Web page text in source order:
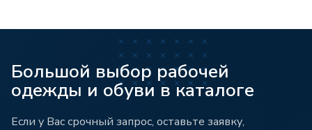
Большой выбор рабочей
одежды и обуви в каталоге
Если у Вас срочный запрос, оставьте заявку,